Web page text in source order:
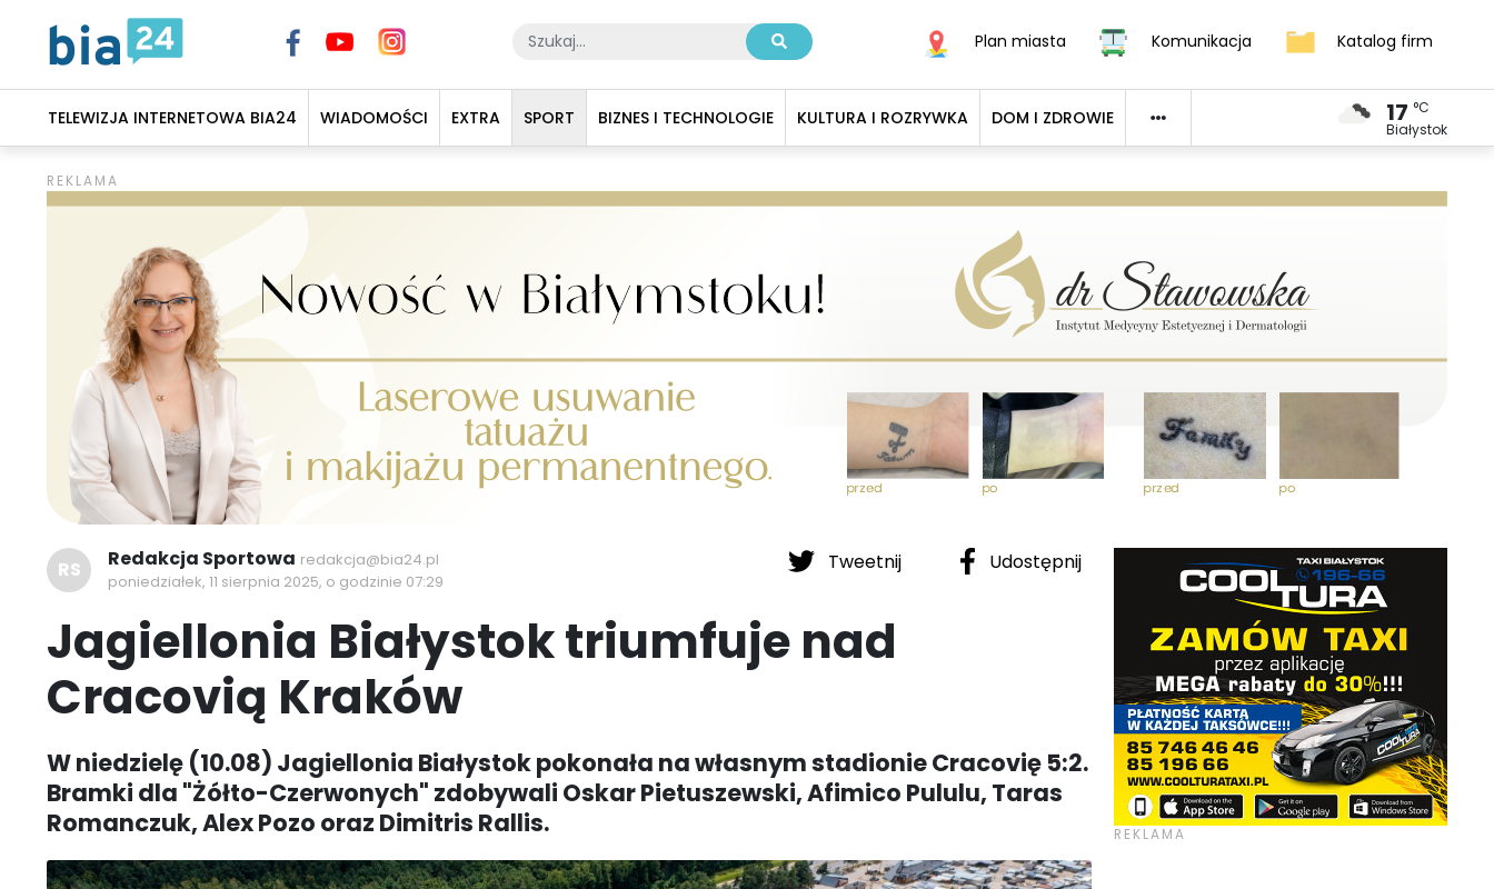
Plan miasta Komunikacja Katalog firm
TELEWIZJA INTERNETOWA BIA24 WIADOMOŚCI EXTRA SPORT BIZNES I TECHNOLOGIE KULTURA I ROZRYWKA DOM I ZDROWIE 17 °C
Białystok
Tweetnij Udostępnij
RS Redakcja Sportowa redakcja@bia24.pl
poniedziałek, 11 sierpnia 2025, o godzinie 07:29
Jagiellonia Białystok triumfuje nad
Cracovią Kraków
W niedzielę (10.08) Jagiellonia Białystok pokonała na własnym stadionie Cracovię 5:2.
Bramki dla "Żółto-Czerwonych" zdobywali Oskar Pietuszewski, Afimico Pululu, Taras
Romanczuk, Alex Pozo oraz Dimitris Rallis.